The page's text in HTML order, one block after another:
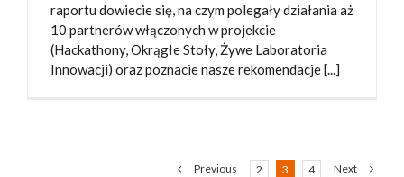
raportu dowiecie się, na czym polegały działania aż
10 partnerów włączonych w projekcie
(Hackathony, Okrągłe Stoły, Żywe Laboratoria
Innowacji) oraz poznacie nasze rekomendacje [...]
Previous 2 3 4 Next